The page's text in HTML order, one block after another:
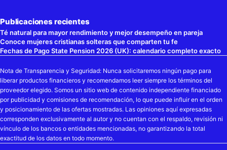
Publicaciones recientes
Té natural para mayor rendimiento y mejor desempeño en pareja
Conoce mujeres cristianas solteras que comparten tu fe
Fechas de Pago State Pension 2026 (UK): calendario completo exacto
Nota de Transparencia y Seguridad: Nunca solicitaremos ningún pago para
liberar productos financieros y recomendamos leer siempre los términos del
proveedor elegido. Somos un sitio web de contenido independiente financiado
por publicidad y comisiones de recomendación, lo que puede influir en el orden
y posicionamiento de las ofertas mostradas. Las opiniones aquí expresadas
corresponden exclusivamente al autor y no cuentan con el respaldo, revisión ni
vínculo de los bancos o entidades mencionadas, no garantizando la total
exactitud de los datos en todo momento.